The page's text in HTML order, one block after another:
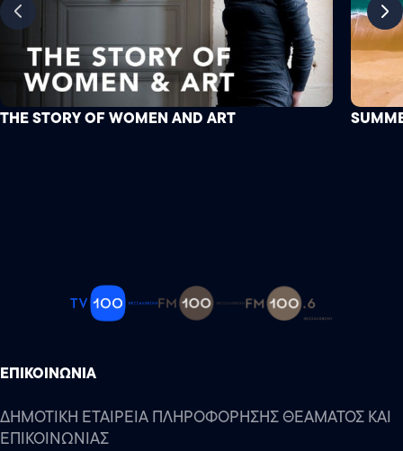
THE STORY OF WOMEN AND ART
ΕΠΙΚΟΙΝΩΝΙΑ
ΔΗΜΟΤΙΚΗ ΕΤΑΙΡΕΙΑ ΠΛΗΡΟΦΟΡΗΣΗΣ ΘΕΑΜΑΤΟΣ ΚΑΙ
ΕΠΙΚΟΙΝΩΝΙΑΣ